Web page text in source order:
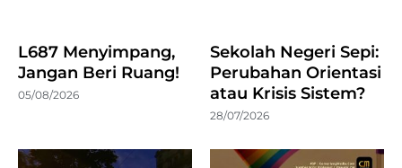
L687 Menyimpang,
Jangan Beri Ruang!
05/08/2026
Sekolah Negeri Sepi:
Perubahan Orientasi
atau Krisis Sistem?
28/07/2026